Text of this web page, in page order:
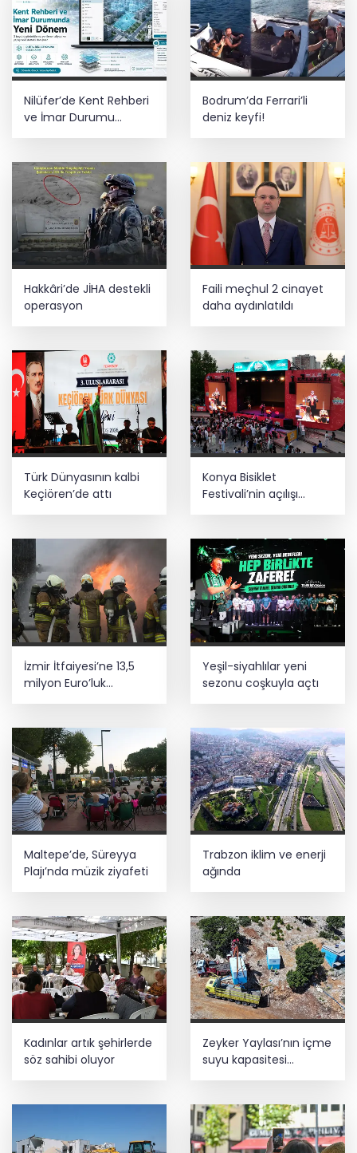
Nilüfer’de Kent Rehberi
ve İmar Durumu
Bodrum’da Ferrari’li
deniz keyfi!
Hakkâri’de JİHA destekli
operasyon
Faili meçhul 2 cinayet
daha aydınlatıldı
Türk Dünyasının kalbi
Keçiören’de attı
Konya Bisiklet
Festivali’nin açılışı
coşkuyla gerçekleşti
İzmir İtfaiyesi’ne 13,5
milyon Euro’luk
Yeşil-siyahlılar yeni
sezonu coşkuyla açtı
Maltepe’de, Süreyya
Plajı’nda müzik ziyafeti
Trabzon iklim ve enerji
ağında
Kadınlar artık şehirlerde
söz sahibi oluyor
Zeyker Yaylası’nın içme
suyu kapasitesi
güçlendirildi